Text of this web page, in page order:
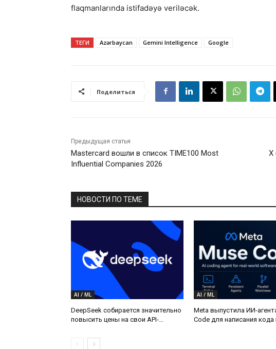
flaqmanlarında istifadəyə veriləcək.
ТЕГИ Azərbaycan Gemini Intelligence Google
Поделиться
Предыдущая статья
Mastercard вошли в список TIME100 Most
Influential Companies 2026
X
НОВОСТИ ПО ТЕМЕ
AI / ML
DeepSeek собирается значительно
повысить цены на свои API-
AI / ML
Meta выпустила ИИ-
Code для написания кода